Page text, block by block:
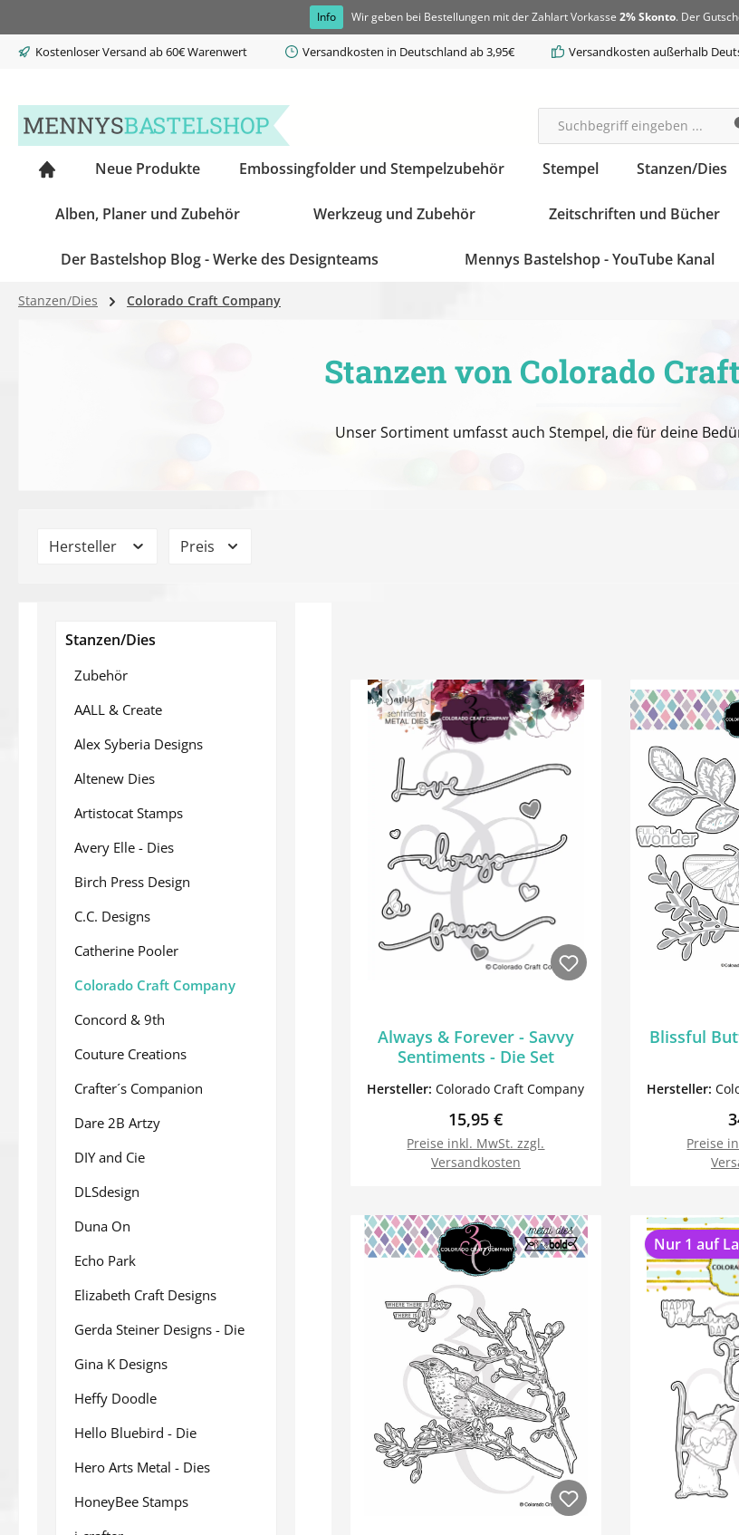
Info Wir geben bei Bestellungen mit der Zahlart Vorkasse 2% Skonto. Der
Kostenloser Versand ab 60€ Warenwert Versandkosten in Deutschland ab 3,95€ Versandkosten außerhalb
Neue Produkte Embossingfolder und Stempelzubehör Stempel Stanzen/Dies
Alben, Planer und Zubehör Werkzeug und Zubehör Zeitschriften und Bücher
Der Bastelshop Blog - Werke des Designteams Mennys Bastelshop - YouTube Kanal
Stanzen/Dies Colorado Craft Company
Stanzen von Colorado
Unser Sortiment umfasst auch Stempel, die für deine
Hersteller Preis
Stanzen/Dies
Zubehör
AALL & Create
Alex Syberia Designs
Altenew Dies
Artistocat Stamps
Avery Elle - Dies
Birch Press Design
C.C. Designs
Catherine Pooler
Colorado Craft Company
Concord & 9th
Couture Creations
Crafter´s Companion
Dare 2B Artzy
DIY and Cie
DLSdesign
Duna On
Echo Park
Elizabeth Craft Designs
Gerda Steiner Designs - Die
Gina K Designs
Heffy Doodle
Hello Bluebird - Die
Hero Arts Metal - Dies
HoneyBee Stamps
Always & Forever - Savvy
Sentiments - Die Set
Hersteller:Colorado Craft Company
Regulärer Preis:
15,95 €
Preise inkl. MwSt. zzgl.
Versandkosten
Blissful
Hersteller:
Preise
Nur 1 auf